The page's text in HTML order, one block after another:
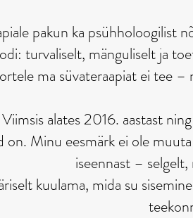
pakun ka psühholoogilist
turvaliselt, mänguliselt ja
ma süvateraapiat ei tee
alates 2016. aastast
on. Minu eesmärk ei ole
iseennast –
kuulama, mida su